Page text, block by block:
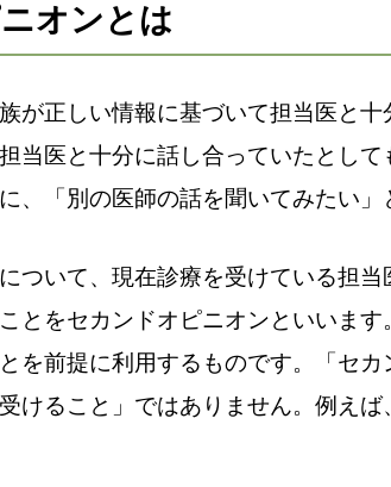
オンとは
が正しい情報に基づいて担当医と
当医と十分に話し合っていたとし
、「別の医師の話を聞いてみたい」
ついて、現在診療を受けている担
とをセカンドオピニオンといいま
を前提に利用するものです。「セ
けること」ではありません。例え